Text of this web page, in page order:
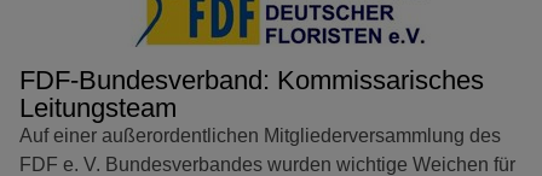
FDF-Bundesverband: Kommissarisches
Leitungsteam
Auf einer außerordentlichen Mitgliederversammlung des
FDF e. V. Bundesverbandes wurden wichtige Weichen für